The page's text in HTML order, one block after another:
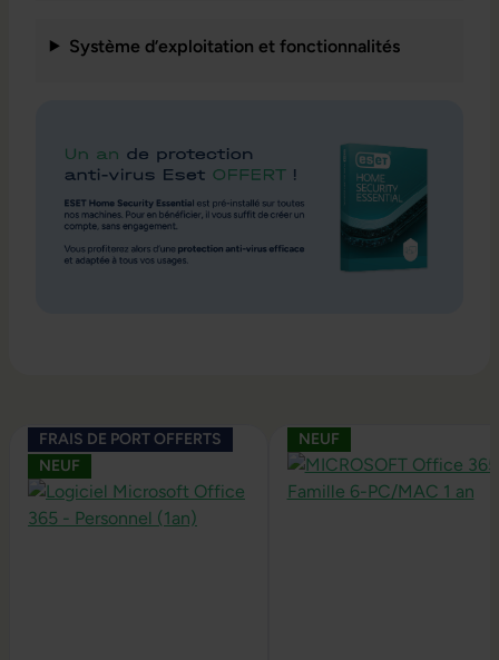
Système d’exploitation et fonctionnalités
Ignorer la galerie de produits
FRAIS DE PORT OFFERTS
NEUF
NEUF